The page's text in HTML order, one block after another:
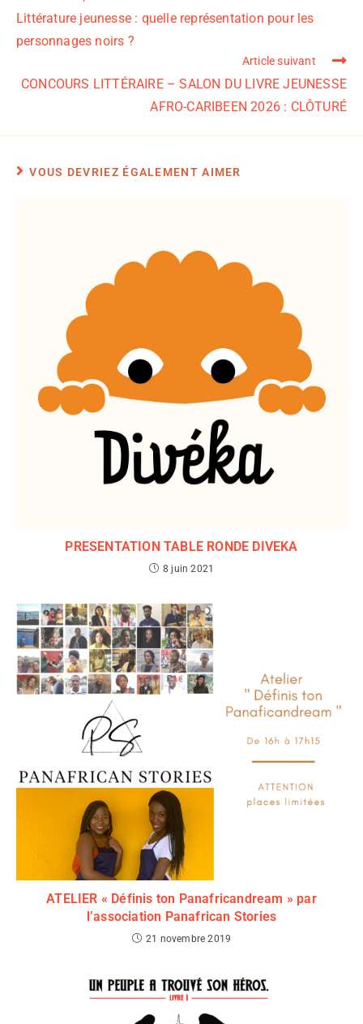
Littérature jeunesse : quelle représentation pour les
personnages noirs ?
Article suivant
CONCOURS LITTÉRAIRE – SALON DU LIVRE JEUNESSE
AFRO-CARIBEEN 2026 : CLÔTURÉ
VOUS DEVRIEZ ÉGALEMENT AIMER
PRESENTATION TABLE RONDE DIVEKA
8 juin 2021
ATELIER « Définis ton Panafricandream » par
l’association Panafrican Stories
21 novembre 2019